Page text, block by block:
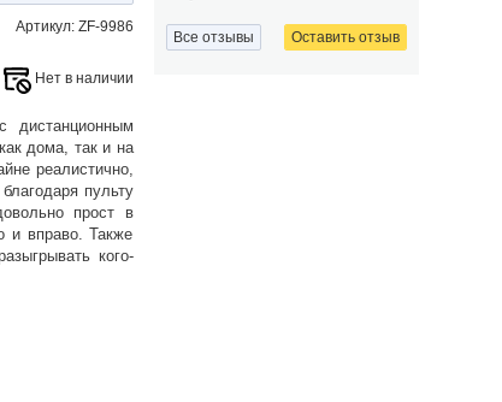
Артикул: ZF-9986
Нет в наличии
дома, так и на
реалистично,
пульту
прост в
и вправо. Также
кого-
Все отзывы Оставить отзыв